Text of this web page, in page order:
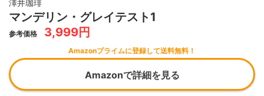
25
オフィスブレンド
26
澤井珈琲
ヨーロピアンクラシック
27
澤井珈琲
yahoo!
澤井珈琲
澤井珈琲
マンデリン・グレイテスト1
参考価格 3,999円
Amazonプライムに登録して送料無料！
Amazonで詳細を見る